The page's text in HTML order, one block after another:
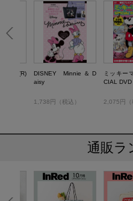
DISNEY Minnie ＆ D
aisy
1,738円（税込）
ミッキー
CIAL DVD
2,075円（
通販ラ